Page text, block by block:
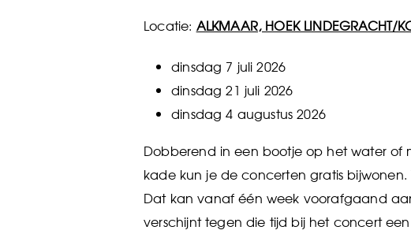
Locatie: ALKMAAR, HOEK LINDEGRACHT/
dinsdag 7 juli 2026
dinsdag 21 juli 2026
dinsdag 4 augustus 2026
Dobberend in een bootje op het water of
kade kun je de concerten gratis
Dat kan vanaf één week voorafgaand
verschijnt tegen die tijd bij het concert